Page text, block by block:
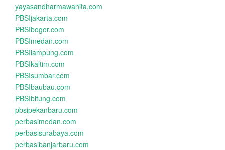
yayasandharmawanita.com
PBSIjakarta.com
PBSIbogor.com
PBSImedan.com
PBSIlampung.com
PBSIkaltim.com
PBSIsumbar.com
PBSIbaubau.com
PBSIbitung.com
pbsipekanbaru.com
perbasimedan.com
perbasisurabaya.com
perbasibanjarbaru.com